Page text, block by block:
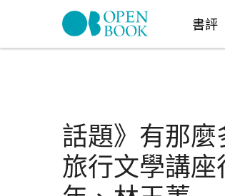
Skip to navigation
書評
話題》有那
旅行文學講